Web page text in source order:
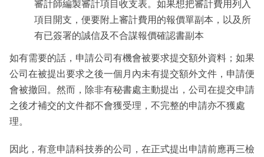
審計師編製審計項目收支表。如果想把審計費用列入
項目開支，便要附上審計費用的報價單副本，以及所
有已簽署的誠信及不合謀報價確認書副本
如有需要的話，申請公司有機會被要求提交額外資料；如果
公司在被提出要求之後一個月內未有提交額外文件，申請便
會被撤回。然而，除非有秘書處主動提出，公司在提交申請
之後才補交的文件都不會獲受理，不完整的申請亦不獲處
理。
因此，有意申請科技券的公司，在正式提出申請前應再三檢